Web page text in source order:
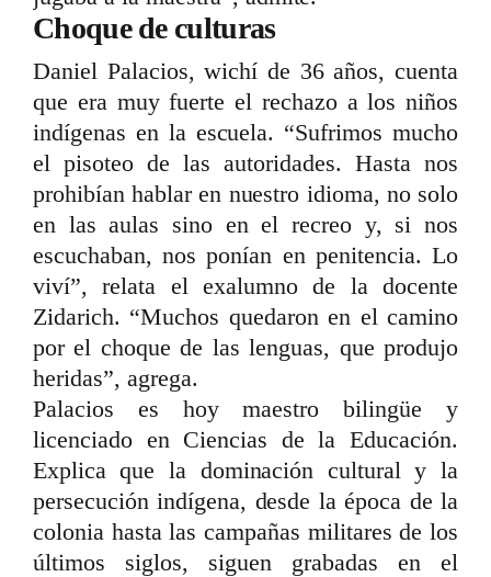
Choque de culturas
Daniel Palacios, wichí de 36 años, cuenta
que era muy fuerte el rechazo a los niños
indígenas en la escuela. “Sufrimos mucho
el pisoteo de las autoridades. Hasta nos
prohibían hablar en nuestro idioma, no solo
en las aulas sino en el recreo y, si nos
escuchaban, nos ponían en penitencia. Lo
viví”, relata el exalumno de la docente
Zidarich. “Muchos quedaron en el camino
por el choque de las lenguas, que produjo
heridas”, agrega.
Palacios es hoy maestro bilingüe y
licenciado en Ciencias de la Educación.
Explica que la dominación cultural y la
persecución indígena, desde la época de la
colonia hasta las campañas militares de los
últimos siglos, siguen grabadas en el